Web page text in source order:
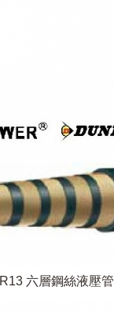
R13 六層鋼絲液壓管